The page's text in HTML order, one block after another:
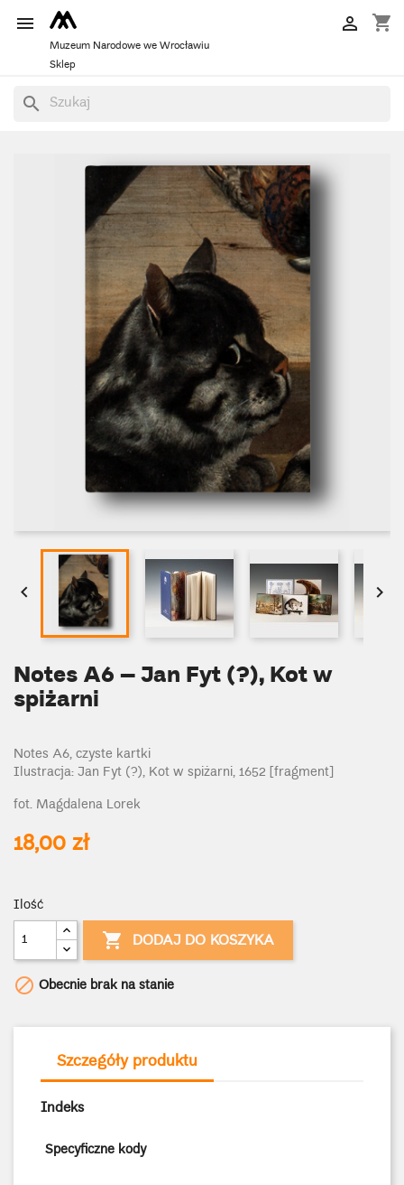
 shopping_cart

Muzeum Narodowe we Wrocławiu
Sklep
search
 
Notes A6 – Jan Fyt (?), Kot w
spiżarni
Notes A6, czyste kartki
Ilustracja: Jan Fyt (?), Kot w spiżarni, 1652 [fragment]
fot. Magdalena Lorek
18,00 zł
Ilość
 DODAJ DO KOSZYKA
 Obecnie brak na stanie
Szczegóły produktu
Indeks
Specyficzne kody